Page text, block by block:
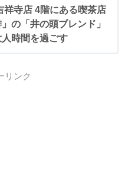
祥寺店 4階にある喫茶店
」の「井の頭ブレンド」
時間を過ごす
リンク